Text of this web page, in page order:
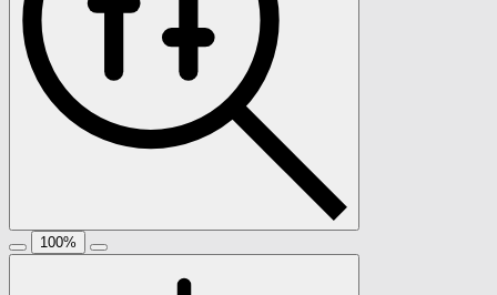
100%